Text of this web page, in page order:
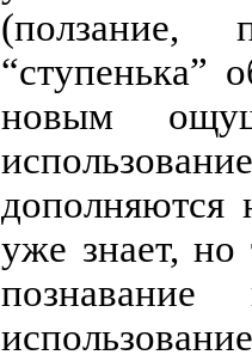
(ползание,
“ступенька”
новым
уже знает,